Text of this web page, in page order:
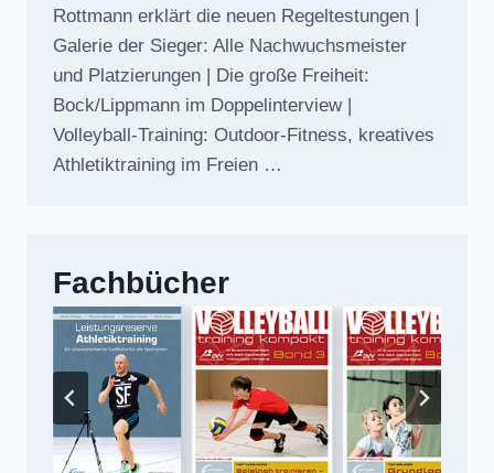
Rottmann erklärt die neuen Regeltestungen |
Galerie der Sieger: Alle Nachwuchsmeister
und Platzierungen | Die große Freiheit:
Bock/Lippmann im Doppelinterview |
Volleyball-Training: Outdoor-Fitness, kreatives
Athletiktraining im Freien …
Fachbücher